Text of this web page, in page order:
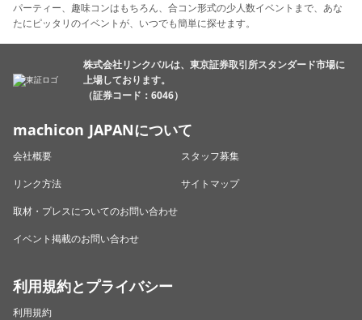
パーティー、趣味コンはもちろん、合コン形式の少人数イベントまで、あな
たにピッタリのイベントが、いつでも簡単に探せます。
株式会社リンクバルは、東京証券取引所スタンダード市場に
上場しております。
（証券コード：6046）
machicon JAPANについて
会社概要
スタッフ募集
リンク方法
サイトマップ
取材・プレスについてのお問い合わせ
イベント掲載のお問い合わせ
利用規約とプライバシー
利用規約